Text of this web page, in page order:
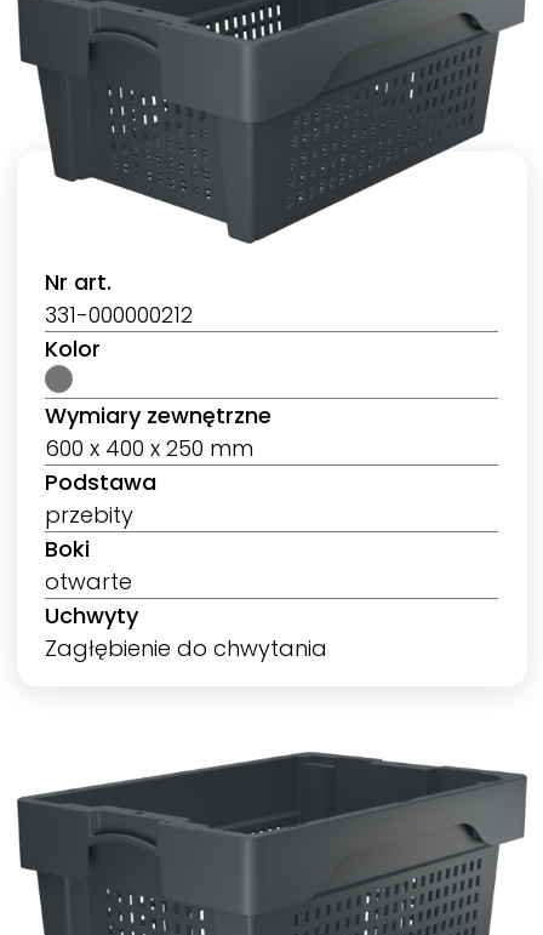
Nr art.
331-000000212
Kolor
Wymiary zewnętrzne
600 x 400 x 250 mm
Podstawa
przebity
Boki
otwarte
Uchwyty
Zagłębienie do chwytania